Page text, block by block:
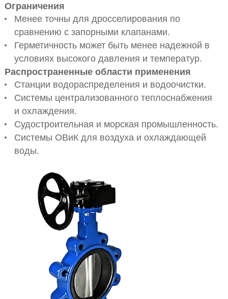
Ограничения
Менее точны для дросселирования по
сравнению с запорными клапанами.
Герметичность может быть менее надежной в
условиях высокого давления и температур.
Распространенные области применения
Станции водораспределения и водоочистки.
Системы централизованного теплоснабжения
и охлаждения.
Судостроительная и морская промышленность.
Системы ОВиК для воздуха и охлаждающей
воды.